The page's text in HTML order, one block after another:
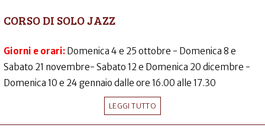
CORSO DI SOLO JAZZ
Giorni e orari: Domenica 4 e 25 ottobre - Domenica 8 e
Sabato 21 novembre- Sabato 12 e Domenica 20 dicembre -
Domenica 10 e 24 gennaio dalle ore 16.00 alle 17.30
LEGGI TUTTO